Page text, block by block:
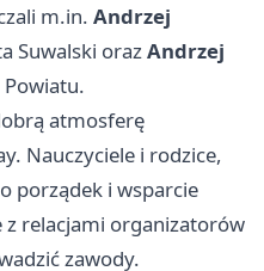
m.in. Andrzej
Suwalski oraz Andrzej
Powiatu.
atmosferę
Nauczyciele i rodzice,
porządek i wsparcie
z relacjami organizatorów
zawody.